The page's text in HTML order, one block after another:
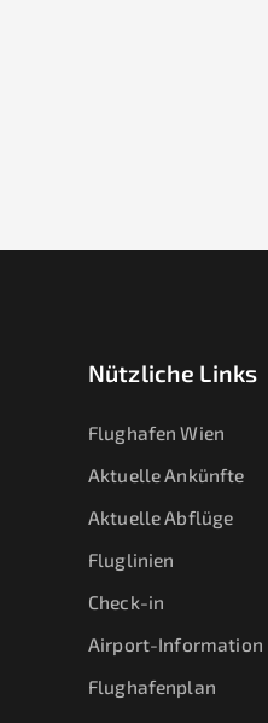
Nützliche Links
Flughafen Wien
Aktuelle Ankünfte
Aktuelle Abflüge
Fluglinien
Check-in
Airport-Information
Flughafenplan